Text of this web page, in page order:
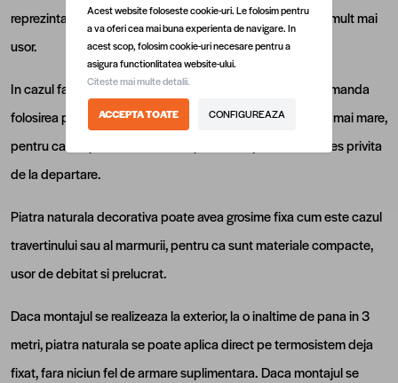
reprezinta o placa cu suprafata lisa, pentru ca se intretin mult mai
usor.
In cazul fatadelor, soclurilor sau chiar a gardurilor se recomanda
folosirea pietrei naturale cu latimea de 5-10 cm sau chiar mai mare,
pentru ca vor pune in valoare respectiva suprafata mai ales privita
de la departare.
Piatra naturala decorativa poate avea grosime fixa cum este cazul
travertinului sau al marmurii, pentru ca sunt materiale compacte,
usor de debitat si prelucrat.
Daca montajul se realizeaza la exterior, la o inaltime de pana in 3
metri, piatra naturala se poate aplica direct pe termosistem deja
fixat, fara niciun fel de armare suplimentara. Daca montajul se
Acest website foloseste cookie-uri. Le folosim pentru
a va oferi cea mai buna experienta de navigare. In
acest scop, folosim cookie-uri necesare pentru a
asigura functionlitatea website-ului.
Citeste mai multe detalii.
ACCEPTA TOATE CONFIGUREAZA